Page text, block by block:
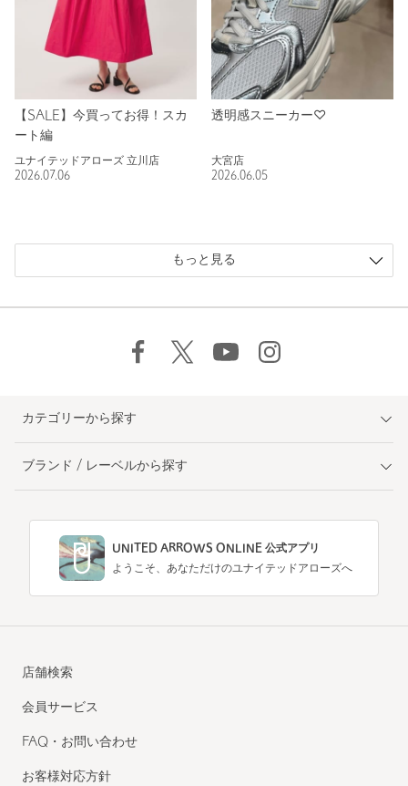
【SALE】今買ってお得！スカ
ート編
ユナイテッドアローズ 立川店
2026.07.06
透明感スニーカー♡
大宮店
2026.06.05
もっと見る
カテゴリーから探す
ブランド / レーベルから探す
UNITED ARROWS ONLINE 公式アプリ
ようこそ、あなただけのユナイテッドアローズへ
店舗検索
会員サービス
FAQ・お問い合わせ
お客様対応方針